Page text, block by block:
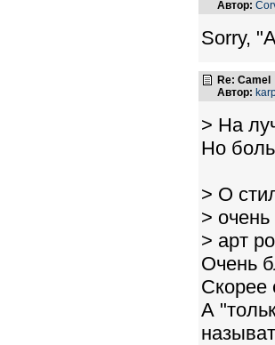
Автор:
Sorry,
Re: Camel
Автор:
> На
Но
> O
>
> арт
Очень
Скорее
А